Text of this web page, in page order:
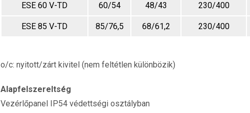
ESE 60 V-TD 60/54 48/43 230/400
ESE 85 V-TD
85/76,5 68/61,2 230/400
o/c: nyitott/zárt kivitel (nem feltétlen különbözik)
Alapfelszereltség
Vezérlőpanel IP54 védettségi osztályban